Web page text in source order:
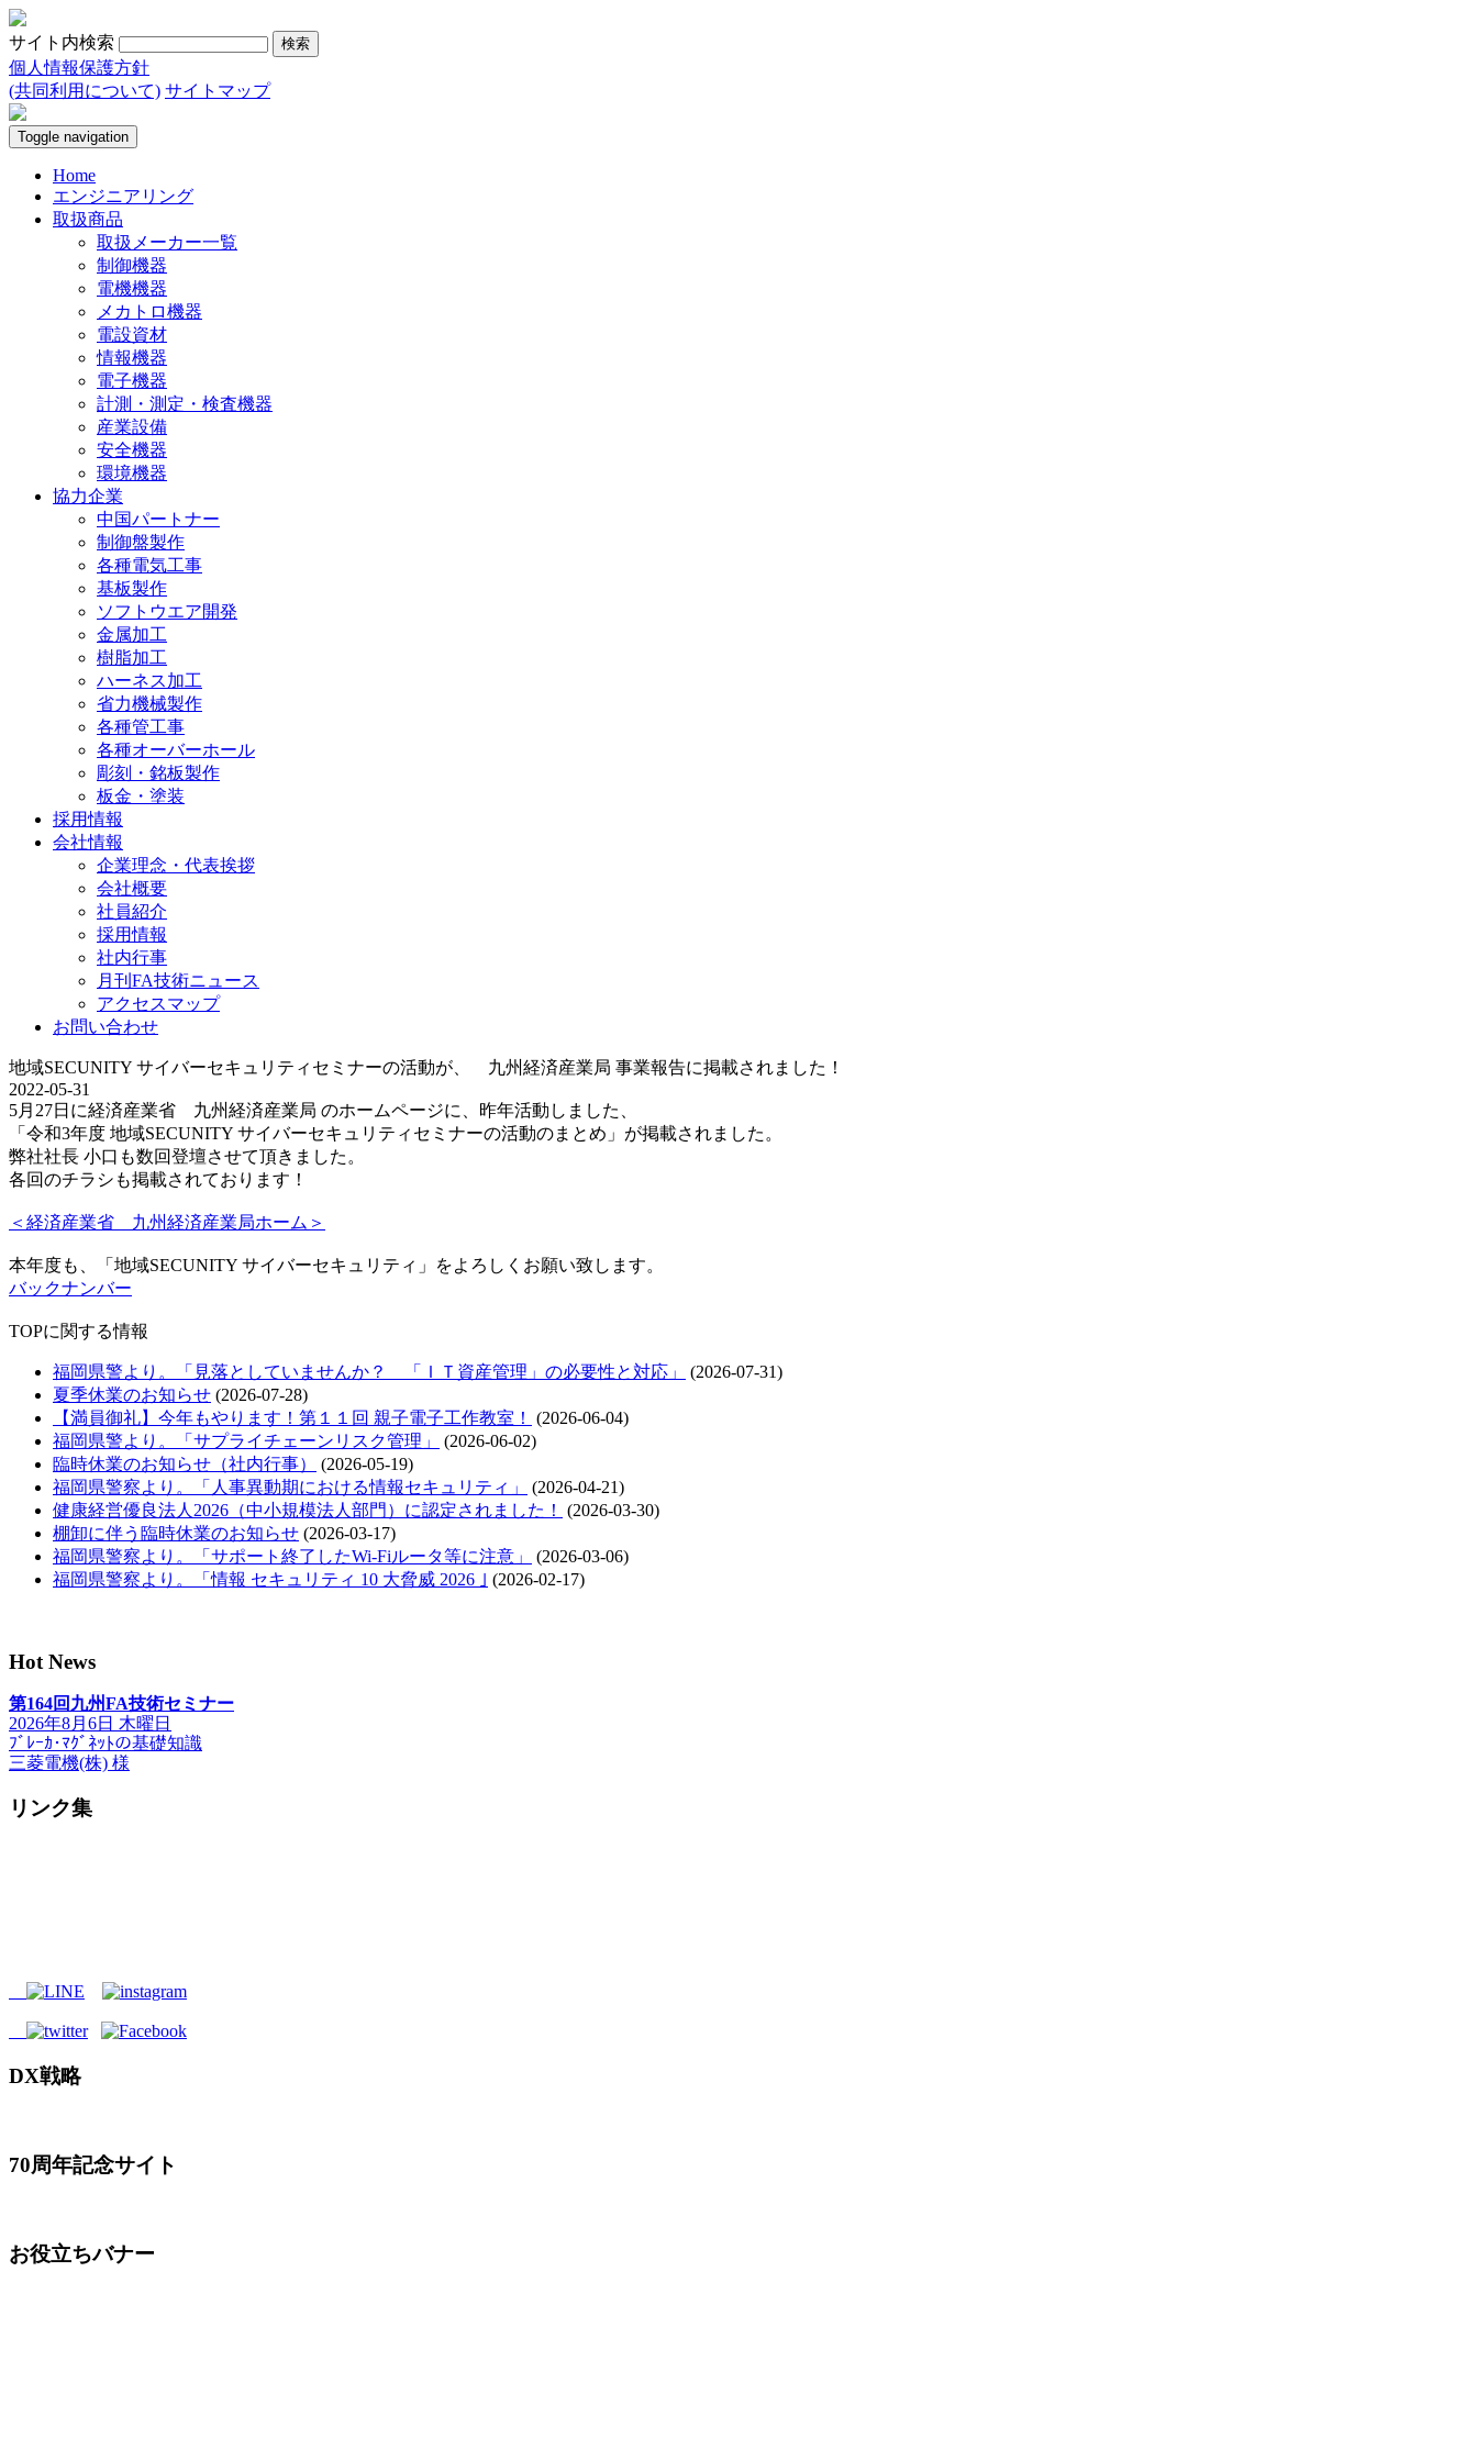
サイト内検索
個人情報保護方針
(共同利用について) サイトマップ
Toggle navigation
Home
エンジニアリング
取扱商品
取扱メーカー一覧
制御機器
電機機器
メカトロ機器
電設資材
情報機器
電子機器
計測・測定・検査機器
産業設備
安全機器
環境機器
協力企業
中国パートナー
制御盤製作
各種電気工事
基板製作
ソフトウエア開発
金属加工
樹脂加工
ハーネス加工
省力機械製作
各種管工事
各種オーバーホール
彫刻・銘板製作
板金・塗装
採用情報
会社情報
企業理念・代表挨拶
会社概要
社員紹介
採用情報
社内行事
月刊FA技術ニュース
アクセスマップ
お問い合わせ
地域SECUNITY サイバーセキュリティセミナーの活動が、 九州経済産業局 事業報告に掲載されました！
2022-05-31
5月27日に経済産業省 九州経済産業局 のホームページに、昨年活動しました、
「令和3年度 地域SECUNITY サイバーセキュリティセミナーの活動のまとめ」が掲載されました。
弊社社長 小口も数回登壇させて頂きました。
各回のチラシも掲載されております！
＜経済産業省 九州経済産業局ホーム＞
本年度も、「地域SECUNITY サイバーセキュリティ」をよろしくお願い致します。
バックナンバー
TOPに関する情報
福岡県警より。「見落としていませんか？ 「ＩＴ資産管理」の必要性と対応」
(2026-07-31)
夏季休業のお知らせ (2026-07-28)
【満員御礼】今年もやります！第１１回 親子電子工作教室！
(2026-06-04)
福岡県警より。「サプライチェーンリスク管理」
(2026-06-02)
臨時休業のお知らせ（社内行事）
(2026-05-19)
福岡県警察より。「人事異動期における情報セキュリティ」
(2026-04-21)
健康経営優良法人2026（中小規模法人部門）に認定されました！
(2026-03-30)
棚卸に伴う臨時休業のお知らせ (2026-03-17)
福岡県警察より。「サポート終了したWi-Fiルータ等に注意」
(2026-03-06)
福岡県警察より。「情報 セキュリティ 10 大脅威 2026 ｣ (2026-02-17)
Hot News
第164回九州FA技術セミナー
2026年8月6日 木曜日
ﾌﾞﾚｰｶ･ﾏｸﾞﾈｯﾄの基礎知識
三菱電機(株) 様
リンク集
DX戦略
70周年記念サイト
お役立ちバナー